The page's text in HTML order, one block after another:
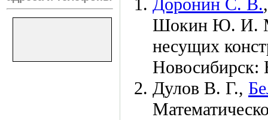
Доронин С. В.
Шокин Ю. И.
несущих
Новосибирск:
Дулов В. Г.,